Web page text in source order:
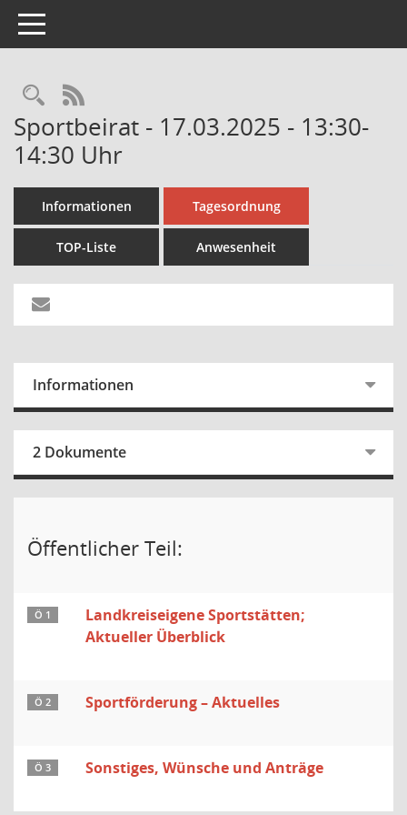
Toggle navigation
Rechercheauswahl
RSS-Feed
Sportbeirat - 17.03.2025 - 13:30-
14:30 Uhr
Informationen Tagesordnung
TOP-Liste Anwesenheit
Informationen
2 Dokumente
Öffentlicher Teil:
Ö 1
Landkreiseigene Sportstätten;
Aktueller Überblick
Ö 2 Sportförderung – Aktuelles
Ö 3 Sonstiges, Wünsche und Anträge